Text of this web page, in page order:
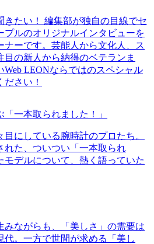
きたい！ 編集部が独自の目線でセ
プルのオリジナルインタビューを
ナーです。芸能人から文化人、ス
目の新人から納得のベテランま
Web LEONならではのスペシャル
ださい！
一本取られました！」
にしている腕時計のプロたち。
れた、ついつい「一本取られ
モデルについて、熱く語っていた
みながらも、「美しさ」の需要は
代。一方で世間が求める「美し